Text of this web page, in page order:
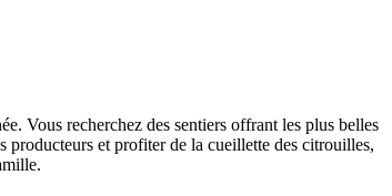
Vous recherchez des sentiers offrant les plus belles
producteurs et profiter de la cueillette des citrouilles,